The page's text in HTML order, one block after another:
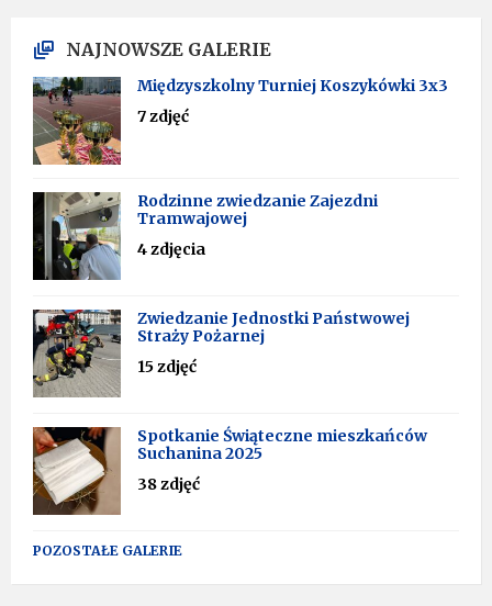
NAJNOWSZE GALERIE
Międzyszkolny Turniej Koszykówki 3x3
7 zdjęć
Rodzinne zwiedzanie Zajezdni
Tramwajowej
4 zdjęcia
Zwiedzanie Jednostki Państwowej
Straży Pożarnej
15 zdjęć
Spotkanie Świąteczne mieszkańców
Suchanina 2025
38 zdjęć
POZOSTAŁE GALERIE